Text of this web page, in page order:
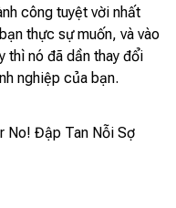
công tuyệt vời nhất
thực sự muốn, và vào
thì nó đã dần thay đổi
nghiệp của bạn.
No! Đập Tan Nỗi Sợ